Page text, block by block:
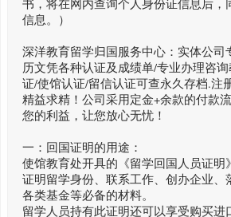
书，将在网内查询个人身份证信息后，
信息。）
深洋教育留学归国服务中心：实体公司
历文凭各种认证及成绩单/专业办理咨
证/使馆认证/留信认证可查永久存档.注
精益求精！公司采用定金+余款的付款
您的利益，让您放心无忧！
一：回国证明的用途：
使馆教育处开具的《留学回国人员证明
证明留学身份、联系工作、创办企业、
各类基金等必备的材料。
留学人员持有此证明还可以享受购买进